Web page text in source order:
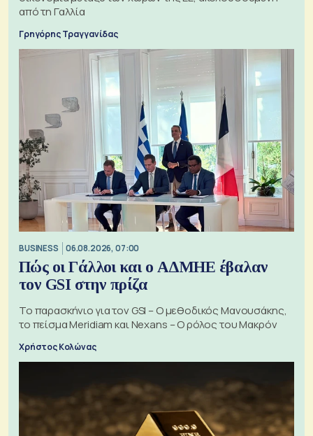
από τη Γαλλία
Γρηγόρης Τραγγανίδας
BUSINESS 06.08.2026, 07:00
Πώς οι Γάλλοι και ο ΑΔΜΗΕ έβαλαν
τον GSI στην πρίζα
Το παρασκήνιο για τον GSI – Ο μεθοδικός Μανουσάκης,
το πείσμα Meridiam και Nexans – Ο ρόλος του Μακρόν
Χρήστος Κολώνας